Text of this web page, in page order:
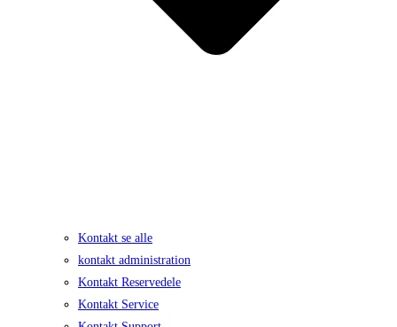
Kontakt se alle
kontakt administration
Kontakt Reservedele
Kontakt Service